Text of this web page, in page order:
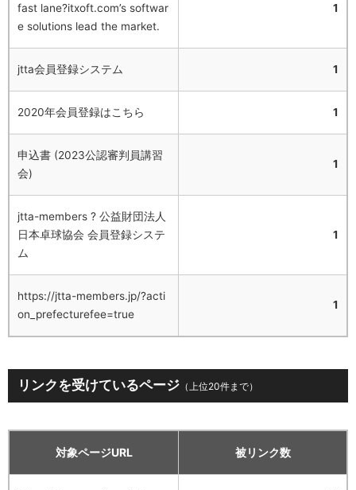
fast lane?itxoft.com’s softwar
e solutions lead the market.
1
jtta会員登録システム 1
2020年会員登録はこちら 1
申込書 (2023公認審判員講習
会)
1
jtta-members ? 公益財団法人
日本卓球協会 会員登録システ
ム
1
https://jtta-members.jp/?acti
on_prefecturefee=true
1
リンクを受けているページ （上位20件まで）
対象ページURL 被リンク数